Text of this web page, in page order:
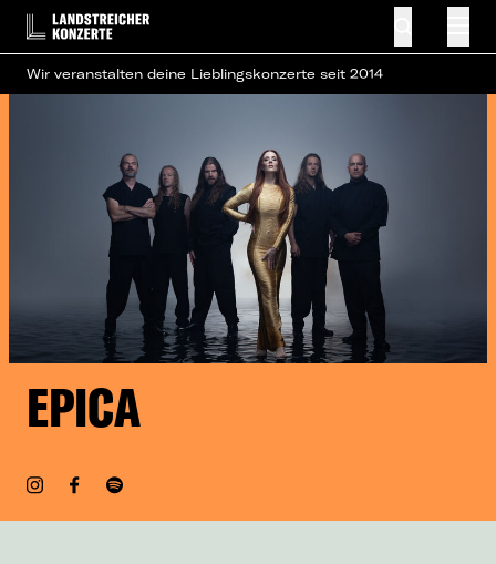
Wir veranstalten deine Lieblingskonzerte seit 2014
EPICA